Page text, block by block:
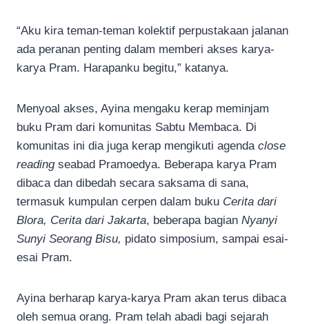
“Aku kira teman-teman kolektif perpustakaan jalanan
ada peranan penting dalam memberi akses karya-
karya Pram. Harapanku begitu,” katanya.
Menyoal akses, Ayina mengaku kerap meminjam
buku Pram dari komunitas Sabtu Membaca. Di
komunitas ini dia juga kerap mengikuti agenda close
reading seabad Pramoedya. Beberapa karya Pram
dibaca dan dibedah secara saksama di sana,
termasuk kumpulan cerpen dalam buku Cerita dari
Blora, Cerita dari Jakarta, beberapa bagian Nyanyi
Sunyi Seorang Bisu, pidato simposium, sampai esai-
esai Pram.
Ayina berharap karya-karya Pram akan terus dibaca
oleh semua orang. Pram telah abadi bagi sejarah